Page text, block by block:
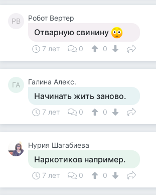
РВ Робот Вертер
Отварную свинину
7 лет 0 0
ГА Галина Алекс.
Начинать жить заново.
7 лет 0 0
Нурия Шагабиева
Наркотиков например.
7 лет 0 0